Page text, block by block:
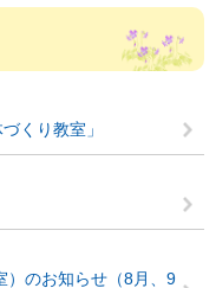
くり教室」
）のお知らせ（8月、9